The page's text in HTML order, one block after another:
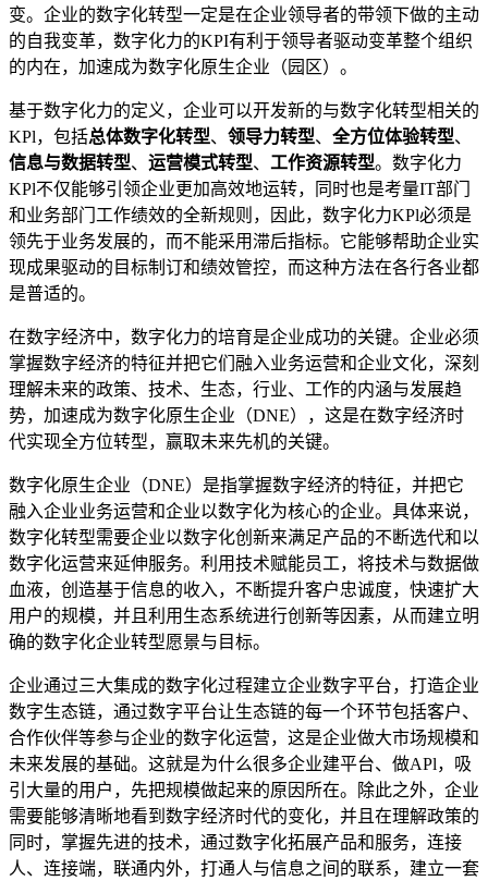
变。企业的数字化转型一定是在企业领导者的带领下做的主动
的自我变革，数字化力的KPI有利于领导者驱动变革整个组织
的内在，加速成为数字化原生企业（园区）。
基于数字化力的定义，企业可以开发新的与数字化转型相关的
KPl，包括总体数字化转型、 领导力转型、 全方位体验转型、
信息与数据转型、 运营模式转型、 工作资源转型。数字化力
KPl不仅能够引领企业更加高效地运转，同时也是考量IT部门
和业务部门工作绩效的全新规则，因此，数字化力KPl必须是
领先于业务发展的，而不能采用滞后指标。它能够帮助企业实
现成果驱动的目标制订和绩效管控，而这种方法在各行各业都
是普适的。
在数字经济中，数字化力的培育是企业成功的关键。企业必须
掌握数字经济的特征并把它们融入业务运营和企业文化，深刻
理解未来的政策、技术、生态，行业、工作的内涵与发展趋
势，加速成为数字化原生企业（DNE），这是在数字经济时
代实现全方位转型，赢取未来先机的关键。
数字化原生企业（DNE）是指掌握数字经济的特征，并把它
融入企业业务运营和企业以数字化为核心的企业。具体来说，
数字化转型需要企业以数字化创新来满足产品的不断选代和以
数字化运营来延伸服务。利用技术赋能员工，将技术与数据做
血液，创造基于信息的收入，不断提升客户忠诚度，快速扩大
用户的规模，并且利用生态系统进行创新等因素，从而建立明
确的数字化企业转型愿景与目标。
企业通过三大集成的数字化过程建立企业数字平台，打造企业
数字生态链，通过数字平台让生态链的每一个环节包括客户、
合作伙伴等参与企业的数字化运营，这是企业做大市场规模和
未来发展的基础。这就是为什么很多企业建平台、做APl，吸
引大量的用户，先把规模做起来的原因所在。除此之外，企业
需要能够清晰地看到数字经济时代的变化，并且在理解政策的
同时，掌握先进的技术，通过数字化拓展产品和服务，连接
人、连接端，联通内外，打通人与信息之间的联系，建立一套